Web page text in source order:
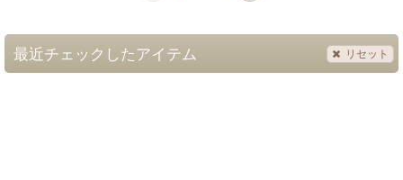
最近チェックしたアイテム リセット